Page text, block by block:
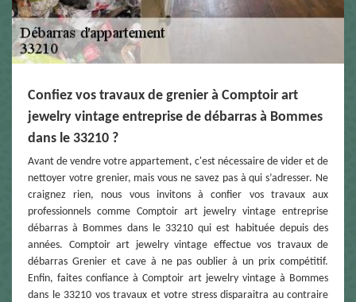
Confiez vos travaux de grenier à Comptoir art
jewelry vintage entreprise de débarras à Bommes
dans le 33210 ?
Avant de vendre votre appartement, c'est nécessaire de vider et de
nettoyer votre grenier, mais vous ne savez pas à qui s’adresser. Ne
craignez rien, nous vous invitons à confier vos travaux aux
professionnels comme Comptoir art jewelry vintage entreprise
débarras à Bommes dans le 33210 qui est habituée depuis des
années. Comptoir art jewelry vintage effectue vos travaux de
débarras Grenier et cave à ne pas oublier à un prix compétitif.
Enfin, faites confiance à Comptoir art jewelry vintage à Bommes
dans le 33210 vos travaux et votre stress disparaitra au contraire